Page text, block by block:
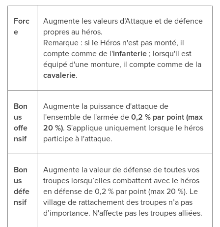
Forc
e
Augmente les valeurs d’Attaque et de défence
propres au héros.
Remarque : si le Héros n'est pas monté, il
compte comme de l'infanterie ; lorsqu'il est
équipé d'une monture, il compte comme de la
cavalerie.
Bon
us
offe
nsif
Augmente la puissance d'attaque de
l'ensemble de l'armée de0,2 % par point (max
20 %). S'applique uniquement lorsque le héros
participe à l'attaque.
Bon
us
défe
nsif
Augmente la valeur de défense de toutes vos
troupes lorsqu’elles combattent avec le héros
en défense de 0,2 % par point (max 20 %). Le
village de rattachement des troupes n’a pas
d’importance. N'affecte pas les troupes alliées.